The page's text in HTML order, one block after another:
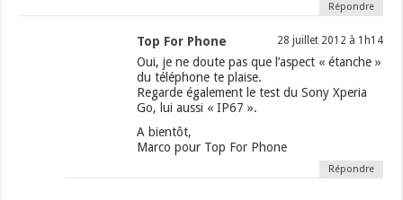
Répondre
Top For Phone 28 juillet 2012 à 1h14
Oui, je ne doute pas que l’aspect « étanche »
du téléphone te plaise.
Regarde également le test du Sony Xperia
Go, lui aussi « IP67 ».
A bientôt,
Marco pour Top For Phone
Répondre